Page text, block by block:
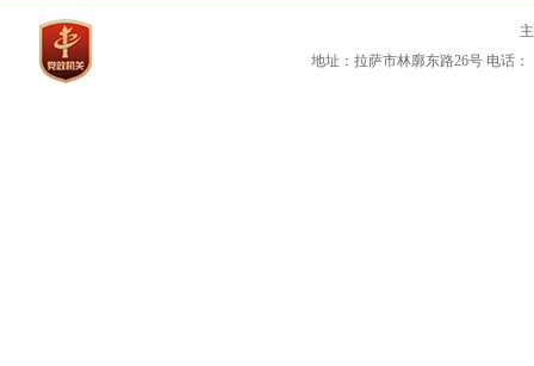
地址：拉萨市林廓东路26号 电话：